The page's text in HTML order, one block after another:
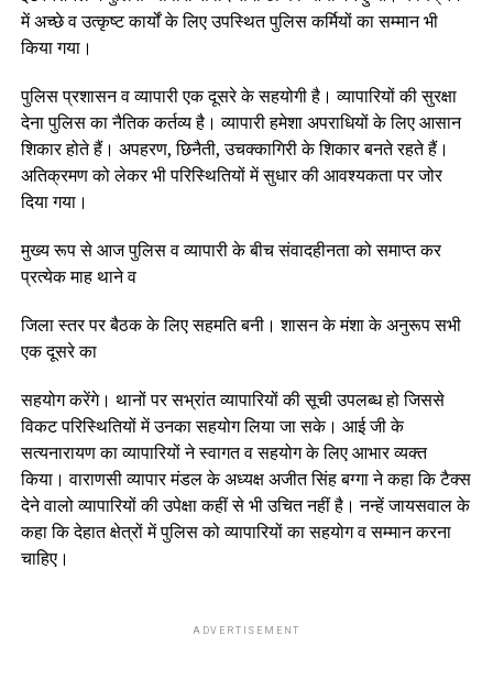
में अच्छे व उत्कृष्ट कार्यों के लिए उपस्थित पुलिस कर्मियों का सम्मान भी
किया गया।
पुलिस प्रशासन व व्यापारी एक दूसरे के सहयोगी है। व्यापारियों की सुरक्षा
देना पुलिस का नैतिक कर्तव्य है। व्यापारी हमेशा अपराधियों के लिए आसान
शिकार होते हैं। अपहरण, छिनैती, उचक्कागिरी के शिकार बनते रहते हैं।
अतिक्रमण को लेकर भी परिस्थितियों में सुधार की आवश्यकता पर जोर
दिया गया।
मुख्य रूप से आज पुलिस व व्यापारी के बीच संवादहीनता को समाप्त कर
प्रत्येक माह थाने व
जिला स्तर पर बैठक के लिए सहमति बनी। शासन के मंशा के अनुरूप सभी
एक दूसरे का
सहयोग करेंगे। थानों पर सभ्रांत व्यापारियों की सूची उपलब्ध हो जिससे
विकट परिस्थितियों में उनका सहयोग लिया जा सके। आई जी के
सत्यनारायण का व्यापारियों ने स्वागत व सहयोग के लिए आभार व्यक्त
किया। वाराणसी व्यापार मंडल के अध्यक्ष अजीत सिंह बग्गा ने कहा कि टैक्स
देने वालो व्यापारियों की उपेक्षा कहीं से भी उचित नहीं है। नन्हें जायसवाल के
कहा कि देहात क्षेत्रों में पुलिस को व्यापारियों का सहयोग व सम्मान करना
चाहिए।
ADVERTISEMENT